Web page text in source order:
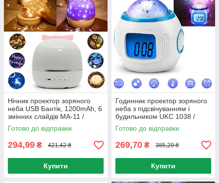
Нічник проектор зоряного
неба USB Бантік, 1200mAh, 6
змінних слайдів MA-11 /
Дитячий настільний нічник-
лампа
Готово до відправки
294,99 ₴ 421,42 ₴
Купити
Годинник проектор зоряного
неба з підсвічуванням і
будильником UKC 1038 /
Дитячий музичний нічник
Готово до відправки
269,70 ₴ 385,29 ₴
Купити